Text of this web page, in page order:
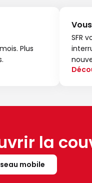
Plus
SFR
la
mobile